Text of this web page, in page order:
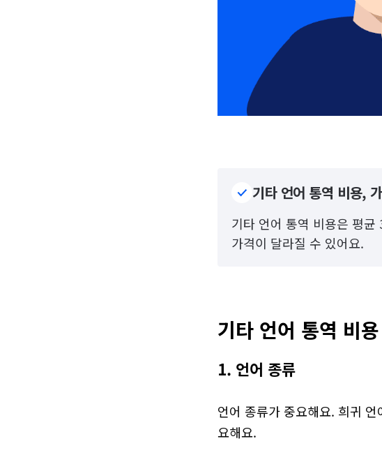
기타 언어 통역 비용,
기타 언어 통역 비용은 평
가격이 달라질 수 있어요.
기타 언어 통역 비
1. 언어 종류
언어 종류가 중요해요. 희귀
요해요.